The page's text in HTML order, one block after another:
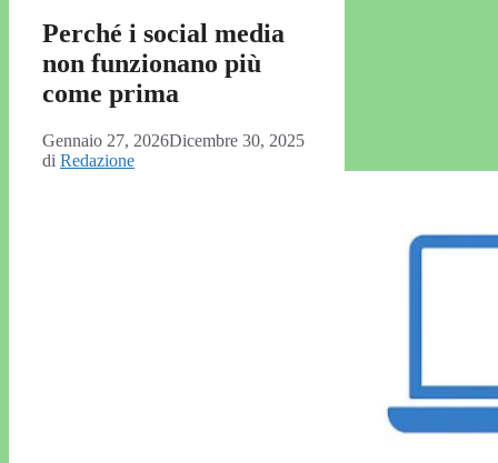
Perché i social media
non funzionano più
come prima
Gennaio 27, 2026Dicembre 30, 2025
di Redazione